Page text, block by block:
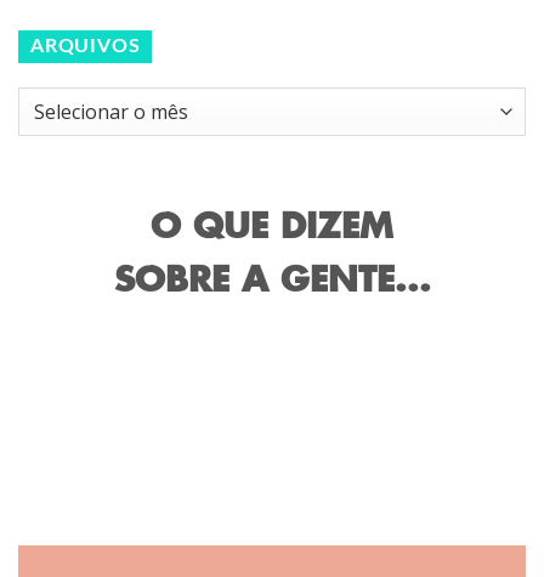
ARQUIVOS
Arquivos
O QUE DIZEM
SOBRE A GENTE...